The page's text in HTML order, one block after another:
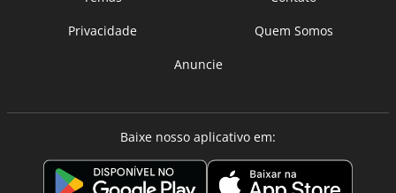
Privacidade
Quem Somos
Anuncie
Baixe nosso aplicativo em: